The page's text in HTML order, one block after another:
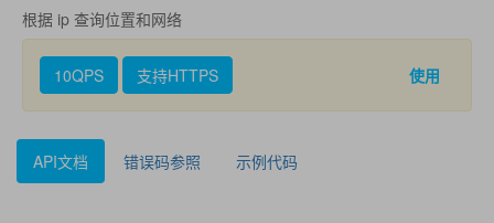
根据 ip 查询位置和网络
10QPS 支持HTTPS 使用
API文档 错误码参照 示例代码